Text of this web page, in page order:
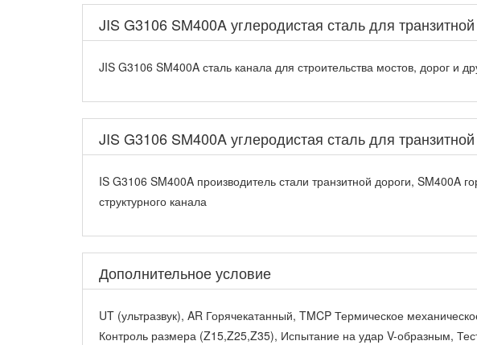
JIS G3106 SM400A углеродистая сталь для
JIS G3106 SM400A сталь канала для строительства мостов, дорог и
JIS G3106 SM400A углеродистая сталь для
IS G3106 SM400A производитель стали транзитной дороги, SM400A
структурного канала
Дополнительное условие
UT (ультразвук), AR Горячекатанный, TMCP Термическое
Контроль размера (Z15,Z25,Z35), Испытание на удар V-образным,